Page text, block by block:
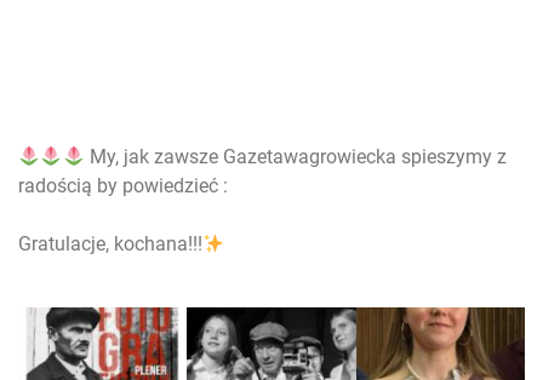
My, jak zawsze Gazetawagrowiecka spieszymy z
radością by powiedzieć :
Gratulacje, kochana!!!